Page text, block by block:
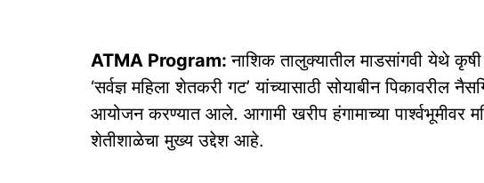
ATMA Program:नाशिक तालुक्यातील माडसांगवी येथे
‘सर्वज्ञ महिला शेतकरी गट’ यांच्यासाठी सोयाबीन पिकावरील
आयोजन करण्यात आले. आगामी खरीप हंगामाच्या पार्श्वभूमीवर
शेतीशाळेचा मुख्य उद्देश आहे.